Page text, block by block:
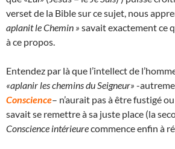
verset de la Bible sur ce sujet, nous
aplanit le Chemin » savait exactement ce
à ce propos.
Entendez par là que l’intellect de
«aplanir les chemins du Seigneur» -
Conscience– n’aurait pas à être fustigé
savait se remettre à sa juste place (la
Conscience intérieurecommence enfin à